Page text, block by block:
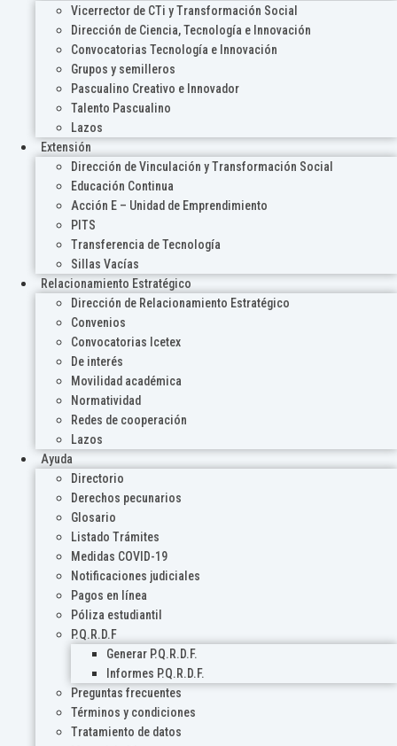
Vicerrector de CTi y Transformación Social
Dirección de Ciencia, Tecnología e Innovación
Convocatorias Tecnología e Innovación
Grupos y semilleros
Pascualino Creativo e Innovador
Talento Pascualino
Lazos
Extensión
Dirección de Vinculación y Transformación Social
Educación Continua
Acción E – Unidad de Emprendimiento
PITS
Transferencia de Tecnología
Sillas Vacías
Relacionamiento Estratégico
Dirección de Relacionamiento Estratégico
Convenios
Convocatorias Icetex
De interés
Movilidad académica
Normatividad
Redes de cooperación
Lazos
Ayuda
Directorio
Derechos pecunarios
Glosario
Listado Trámites
Medidas COVID-19
Notificaciones judiciales
Pagos en línea
Póliza estudiantil
P.Q.R.D.F
Generar P.Q.R.D.F.
Informes P.Q.R.D.F.
Preguntas frecuentes
Términos y condiciones
Tratamiento de datos